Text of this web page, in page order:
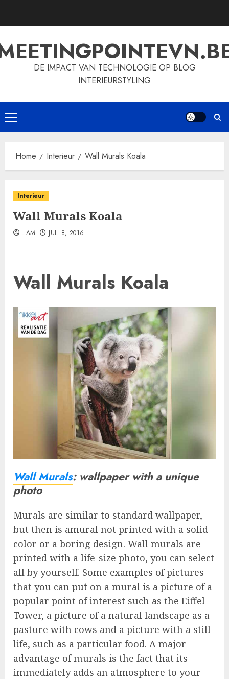
DE IMPACT VAN TECHNOLOGIE OP BLOG
INTERIEURSTYLING
Primary
Menu
Home Interieur Wall Murals Koala
Interieur
Wall Murals Koala
LIAM JULI 8, 2016
Wall Murals Koala
Wall Murals: wallpaper with a unique
photo
Murals are similar to standard wallpaper,
but then is amural not printed with a solid
color or a boring design. Wall murals are
printed with a life-size photo, you can select
all by yourself. Some examples of pictures
that you can put on a mural is a picture of a
popular point of interest such as the Eiffel
Tower, a picture of a natural landscape as a
pasture with cows and a picture with a still
life, such as a particular food. A major
advantage of murals is the fact that its
immediately adds an atmosphere to your